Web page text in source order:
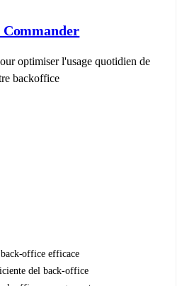
Commander
optimiser l'usage quotidien de
backoffice
office efficace
del back-office